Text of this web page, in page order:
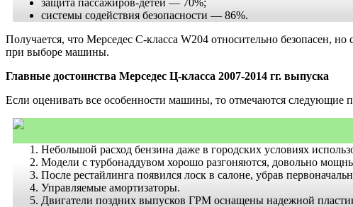
системы содействия безопасности — 86%.
Получается, что Мерседес C-класса W204 относительно безопасен,
при выборе машины.
Главные достоинства Мерседес Ц-класса 2007-2014 гг. выпуска
Если оценивать все особенности машины, то отмечаются следующие
Небольшой расход бензина даже в городских условиях
Модели с турбонаддувом хорошо разгоняются, довольно
После рестайлинга появился лоск в салоне, убрав
Управляемые амортизаторы.
Двигатели поздних выпусков ГРМ оснащены надежной